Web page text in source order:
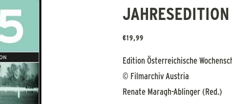
€19,99
Edition Österreichische
© Filmarchiv Austria
Renate Maragh-Ablinger (Red.)